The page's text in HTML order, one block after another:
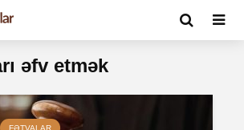
əfv etmək
FƏTVALAR